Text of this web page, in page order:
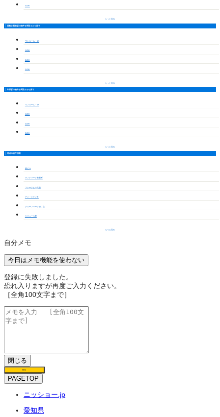
3LDK
もっと見る
運動公園前駅の物件を間取りから探す
ワンルーム・1K
1LDK
2LDK
3LDK
もっと見る
井原駅の物件を間取りから探す
ワンルーム・1K
1LDK
2LDK
3LDK
もっと見る
周辺の物件情報
牧ビル
ランドマーク東新町
ストークヒル大惣
アン・シャレＢ
グリーンパーク浪ノ上
セジュール東
もっと見る
自分メモ
今日はメモ機能を使わない
登録に失敗しました。
恐れ入りますが再度ご入力ください。
［全角100文字まで］
閉じる
保存
PAGETOP
ニッショー.jp
愛知県